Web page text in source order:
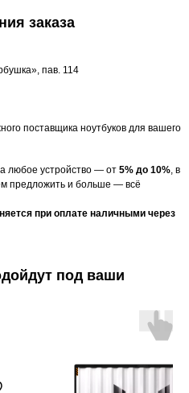
заказа
пав. 114
поставщика ноутбуков для вашего
любое устройство — от 5% до 10%, в
предложить и больше — всё
при оплате наличными через
под ваши